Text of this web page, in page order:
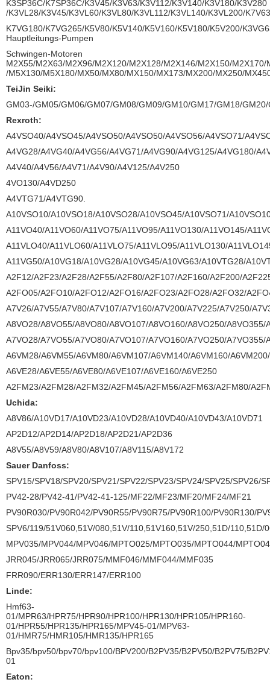
K3SP36C/K7SP36C/K3V45/K3V63/K3V112/K3V140/K3V180/K3V280
/K3VL28/K3V45/K3VL60/K3VL80/K3VL112/K3VL140/K3VL200/
K7VG180/K7VG265/K5V80/K5V140/K5V160/K5V180/K5V200/
Hauptleitungs-Pumpen
Schwingen-Motoren
M2X55/M2X63/M2X96/M2X120/M2X128/M2X146/M2X150/M2X170/
/M5X130/M5X180/MX50/MX80/MX150/MX173/MX200/MX250/
TeiJin Seiki:
GM03-/GM05/GM06/GM07/GM08/GM09/GM10/GM17/GM18/
Rexroth:
A4VSO40/A4VSO45/A4VSO50/A4VSO50/A4VSO56/A4VSO71/
A4VG28/A4VG40/A4VG56/A4VG71/A4VG90/A4VG125/A4VG180/
A4V40/A4V56/A4V71/A4V90/A4V125/A4V250
4VO130/A4VD250
A4VTG71/A4VTG90.
A10VSO10/A10VSO18/A10VSO28/A10VSO45/A10VSO71/
A11VO40/A11VO60/A11VO75/A11VO95/A11VO130/A11VO145/
A11VLO40/A11VLO60/A11VLO75/A11VLO95/A11VLO130/
A11VG50/A10VG18/A10VG28/A10VG45/A10VG63/A10VTG28/
A2F12/A2F23/A2F28/A2F55/A2F80/A2F107/A2F160/A2F200/
A2FO05/A2FO10/A2FO12/A2FO16/A2FO23/A2FO28/A2FO32/
A7V26/A7V55/A7V80/A7V107/A7V160/A7V200/A7V225/A7V250/
A8VO28/A8VO55/A8VO80/A8VO107/A8VO160/A8VO250/A8VO355/
A7VO28/A7VO55/A7VO80/A7VO107/A7VO160/A7VO250/A7VO355/
A6VM28/A6VM55/A6VM80/A6VM107/A6VM140/A6VM160/
A6VE28/A6VE55/A6VE80/A6VE107/A6VE160/A6VE250
A2FM23/A2FM28/A2FM32/A2FM45/A2FM56/A2FM63/A2FM80/
Uchida:
A8V86/A10VD17/A10VD23/A10VD28/A10VD40/A10VD43/A10VD71
AP2D12/AP2D14/AP2D18/AP2D21/AP2D36
A8V55/A8V59/A8V80/A8V107/A8V115/A8V172
Sauer Danfoss:
SPV15/SPV18/SPV20/SPV21/SPV22/SPV23/SPV24/SPV25/SPV26/
PV42-28/PV42-41/PV42-41-125/MF22/MF23/MF20/MF24/MF21
PV90R030/PV90R042/PV90R55/PV90R75/PV90R100/PV90R130/
SPV6/119/51V060,51V/080,51V/110,51V160,51V/250,51D/
MPV035/MPV044/MPV046/MPTO025/MPTO035/MPTO044/
JRR045/JRR065/JRR075/MMF046/MMF044/MMF035
FRR090/ERR130/ERR147/ERR100
Linde:
Hmf63-
01/MPR63/HPR75/HPR90/HPR100/HPR130/HPR105/HPR160-
01/HPR55/HPR135/HPR165/MPV45-01/MPV63-
01/HMR75/HMR105/HMR135/HPR165
Bpv35/bpv50/bpv70/bpv100/BPV200/B2PV35/B2PV50/B2PV75/
01
Eaton: